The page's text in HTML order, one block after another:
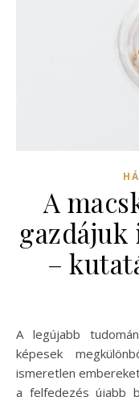
A
–
A legújabb tudományos kutatások szerint a macskák
képesek
ismeretlen
a felfedezés újabb